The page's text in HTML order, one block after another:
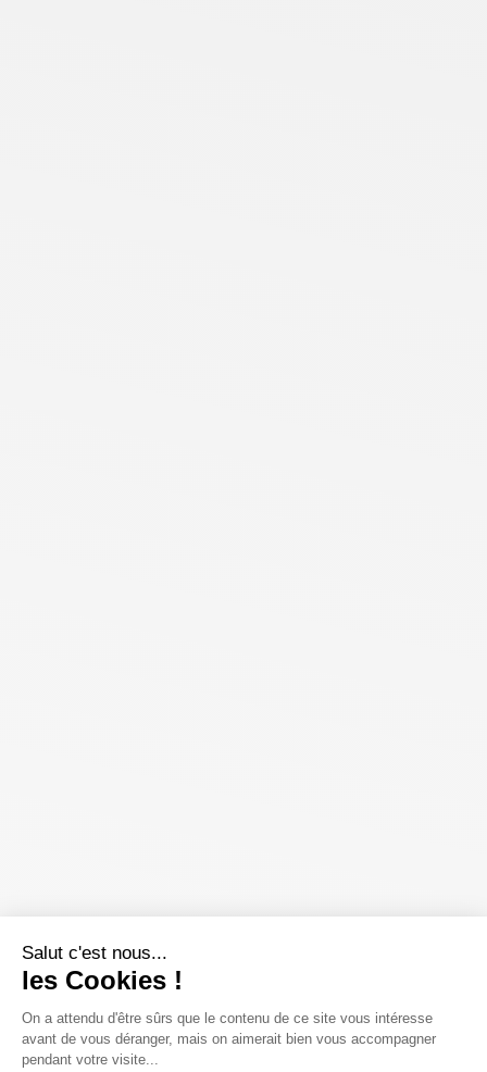
Salut c'est nous...
les Cookies !
On a attendu d'être sûrs que le contenu de ce site vous intéresse
avant de vous déranger, mais on aimerait bien vous accompagner
pendant votre visite...